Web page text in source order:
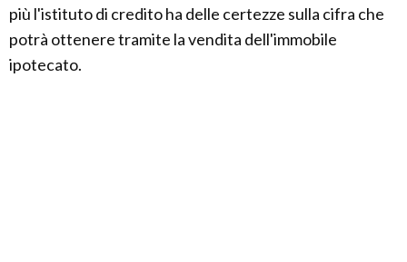
più l'istituto di credito ha delle certezze sulla cifra che
potrà ottenere tramite la vendita dell'immobile
ipotecato.